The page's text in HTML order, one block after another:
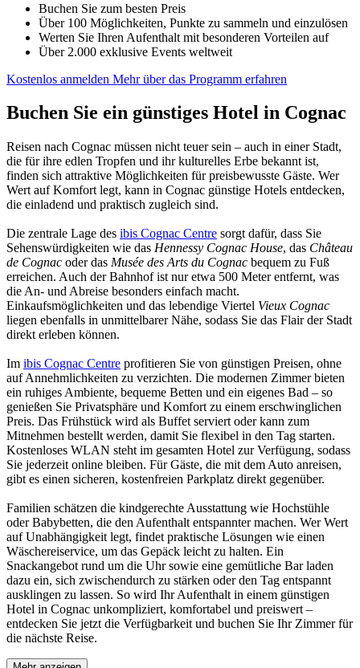
Buchen Sie zum besten Preis
Über 100 Möglichkeiten, Punkte zu sammeln und einzulösen
Werten Sie Ihren Aufenthalt mit besonderen Vorteilen auf
Über 2.000 exklusive Events weltweit
Kostenlos anmelden Mehr über das Programm erfahren
Buchen Sie ein günstiges Hotel in Cognac
Reisen nach Cognac müssen nicht teuer sein – auch in einer Stadt,
die für ihre edlen Tropfen und ihr kulturelles Erbe bekannt ist,
finden sich attraktive Möglichkeiten für preisbewusste Gäste. Wer
Wert auf Komfort legt, kann in Cognac günstige Hotels entdecken,
die einladend und praktisch zugleich sind.
Die zentrale Lage des ibis Cognac Centre sorgt dafür, dass Sie
Sehenswürdigkeiten wie das Hennessy Cognac House, das Château
de Cognac oder das Musée des Arts du Cognac bequem zu Fuß
erreichen. Auch der Bahnhof ist nur etwa 500 Meter entfernt, was
die An- und Abreise besonders einfach macht.
Einkaufsmöglichkeiten und das lebendige Viertel Vieux Cognac
liegen ebenfalls in unmittelbarer Nähe, sodass Sie das Flair der Stadt
direkt erleben können.
Im ibis Cognac Centre profitieren Sie von günstigen Preisen, ohne
auf Annehmlichkeiten zu verzichten. Die modernen Zimmer bieten
ein ruhiges Ambiente, bequeme Betten und ein eigenes Bad – so
genießen Sie Privatsphäre und Komfort zu einem erschwinglichen
Preis. Das Frühstück wird als Buffet serviert oder kann zum
Mitnehmen bestellt werden, damit Sie flexibel in den Tag starten.
Kostenloses WLAN steht im gesamten Hotel zur Verfügung, sodass
Sie jederzeit online bleiben. Für Gäste, die mit dem Auto anreisen,
gibt es einen sicheren, kostenfreien Parkplatz direkt gegenüber.
Familien schätzen die kindgerechte Ausstattung wie Hochstühle
oder Babybetten, die den Aufenthalt entspannter machen. Wer Wert
auf Unabhängigkeit legt, findet praktische Lösungen wie einen
Wäschereiservice, um das Gepäck leicht zu halten. Ein
Snackangebot rund um die Uhr sowie eine gemütliche Bar laden
dazu ein, sich zwischendurch zu stärken oder den Tag entspannt
ausklingen zu lassen. So wird Ihr Aufenthalt in einem günstigen
Hotel in Cognac unkompliziert, komfortabel und preiswert –
entdecken Sie jetzt die Verfügbarkeit und buchen Sie Ihr Zimmer für
die nächste Reise.